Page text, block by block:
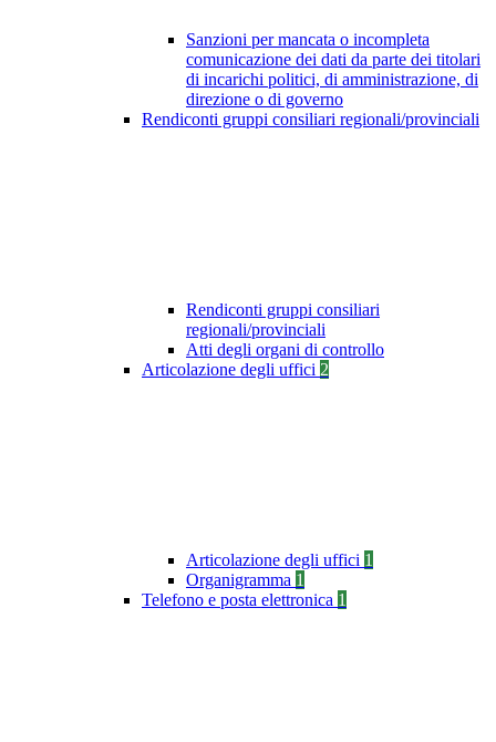
Sanzioni per mancata o incompleta
comunicazione dei dati da parte dei titolari
di incarichi politici, di amministrazione, di
direzione o di governo
Rendiconti gruppi consiliari regionali/provinciali
Rendiconti gruppi consiliari
regionali/provinciali
Atti degli organi di controllo
Articolazione degli uffici 2
Articolazione degli uffici 1
Organigramma 1
Telefono e posta elettronica 1